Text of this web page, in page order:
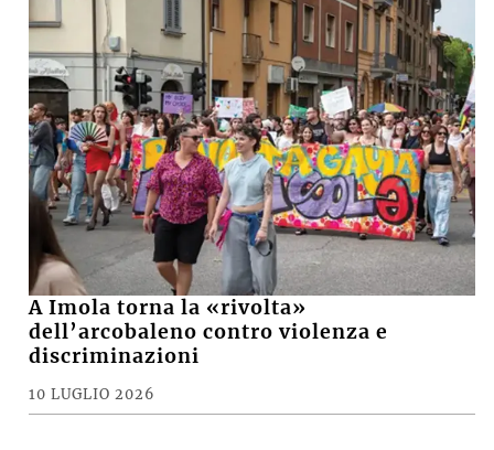
A Imola torna la «rivolta»
dell’arcobaleno contro violenza e
discriminazioni
10 LUGLIO 2026